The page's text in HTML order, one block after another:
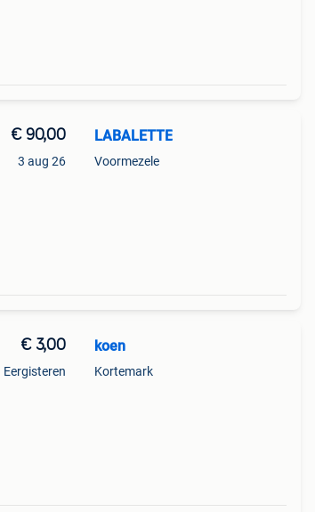
€ 90,00
3 aug 26
LABALETTE
Voormezele
€ 3,00
Eergisteren
koen
Kortemark